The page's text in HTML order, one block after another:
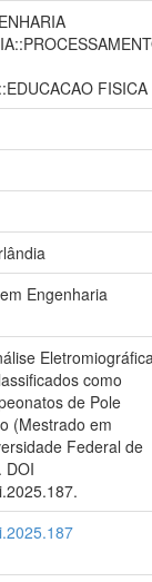
FISICA
Engenharia
como
de Pole
(Mestrado em
Federal de
DOI